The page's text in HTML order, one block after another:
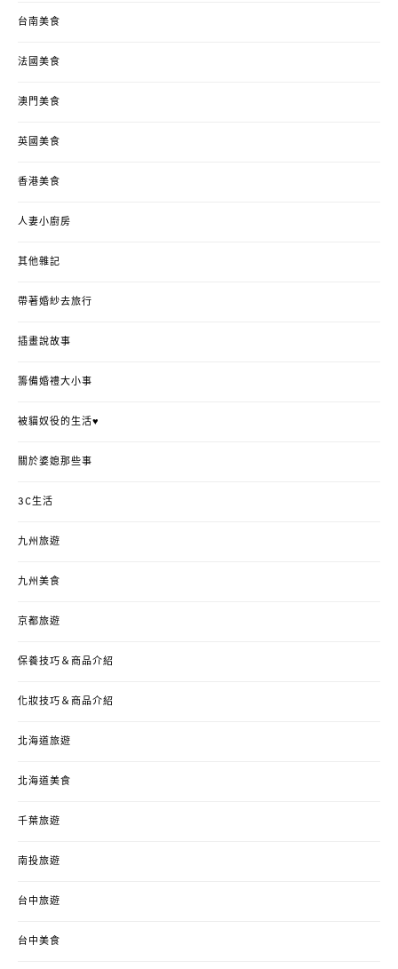
台南美食
法國美食
澳門美食
英國美食
香港美食
人妻小廚房
其他雜記
帶著婚紗去旅行
插畫說故事
籌備婚禮大小事
被貓奴役的生活♥
關於婆媳那些事
3C生活
九州旅遊
九州美食
京都旅遊
保養技巧＆商品介紹
化妝技巧＆商品介紹
北海道旅遊
北海道美食
千葉旅遊
南投旅遊
台中旅遊
台中美食